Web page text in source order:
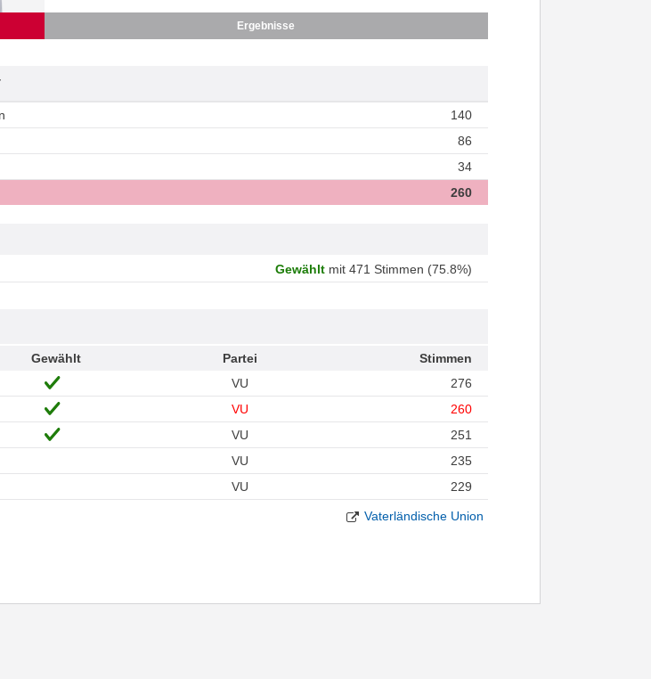
Ergebnisse
140
86
34
260
Gewähltmit 471 Stimmen (75.8%)
Gewählt Partei
Stimmen
VU
276
VU
260
VU
251
VU
235
VU 229
Vaterländische Union